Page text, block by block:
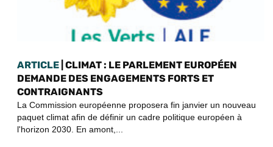
ARTICLE | CLIMAT : LE PARLEMENT EUROPÉEN
DEMANDE DES ENGAGEMENTS FORTS ET
CONTRAIGNANTS
La Commission européenne proposera fin janvier un nouveau
paquet climat afin de définir un cadre politique européen à
l'horizon 2030. En amont,...